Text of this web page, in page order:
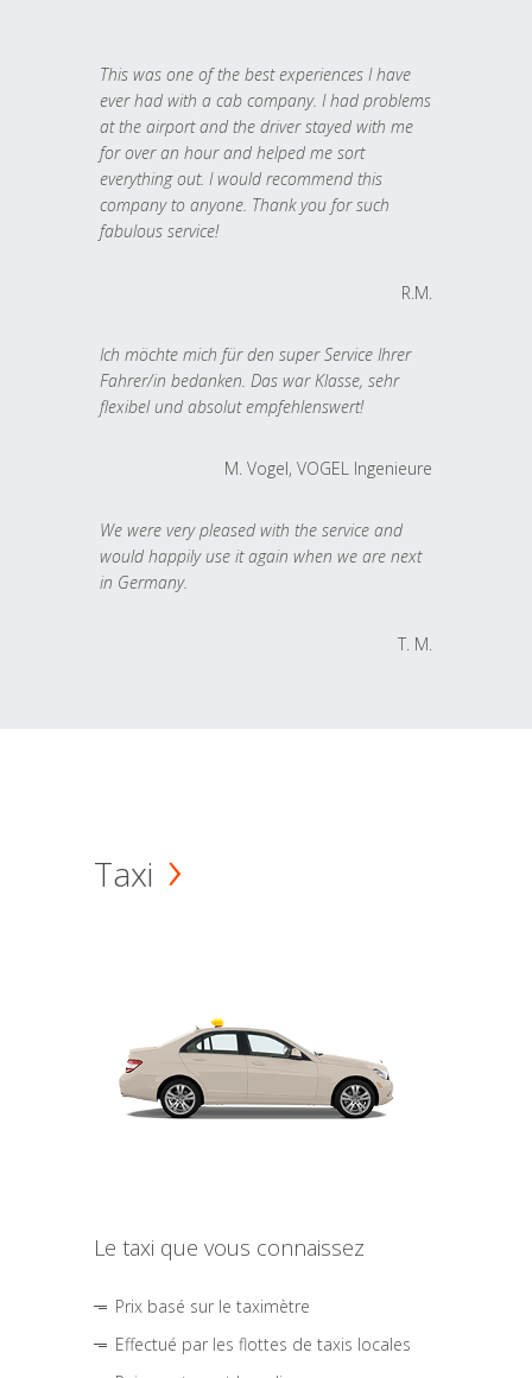
This was one of the best experiences I have
ever had with a cab company. I had problems
at the airport and the driver stayed with me
for over an hour and helped me sort
everything out. I would recommend this
company to anyone. Thank you for such
fabulous service!
R.M.
Ich möchte mich für den super Service Ihrer
Fahrer/in bedanken. Das war Klasse, sehr
flexibel und absolut empfehlenswert!
M. Vogel, VOGEL Ingenieure
We were very pleased with the service and
would happily use it again when we are next
in Germany.
T. M.
Taxi
Le taxi que vous connaissez
Prix basé sur le taximètre
Effectué par les flottes de taxis locales